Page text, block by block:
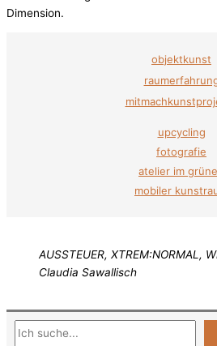
Dimension.
objektkunst
upcycling
fotografie
atelier im
mobiler
AUSSTEUER, XTREM:NORMAL,
Claudia Sawallisch
Suchen